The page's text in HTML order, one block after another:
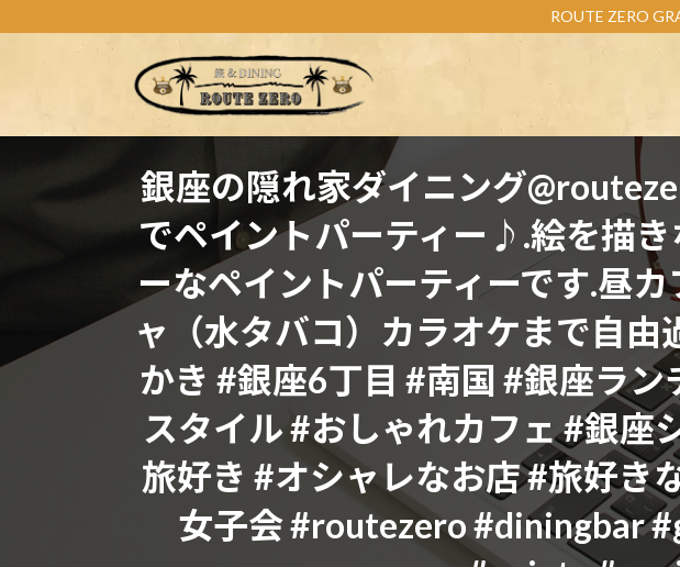
ン
ビ
ROUTE ZERO
銀座の隠れ家ダイニング
でペイントパーティー♪.絵を描
ーなペイントパーティーです.昼カ
ャ（水タバコ）カラオケまで自
かき #銀座6丁目 #南国 #銀座ラ
スタイル #おしゃれカフェ #銀座
旅好き #オシャレなお店 #旅好き
女子会 #routezero #diningbar